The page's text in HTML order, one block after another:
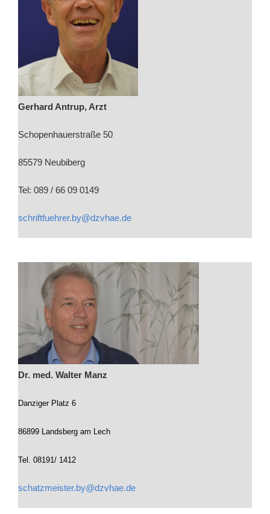
Gerhard Antrup, Arzt
Schopenhauerstraße 50
85579 Neubiberg
Tel: 089 / 66 09 0149
schriftfuehrer.by@dzvhae.de
Dr. med. Walter Manz
Danziger Platz 6
86899 Landsberg am Lech
Tel. 08191/ 1412
schatzmeister.by@dzvhae.de